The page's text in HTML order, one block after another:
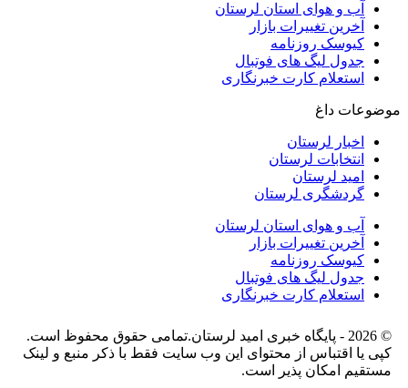
آب و هوای استان لرستان
آخرین تغییرات بازار
کیوسک روزنامه
جدول لیگ های فوتبال
استعلام کارت خبرنگاری
موضوعات داغ
اخبار لرستان
انتخابات لرستان
امید لرستان
گردشگری لرستان
آب و هوای استان لرستان
آخرین تغییرات بازار
کیوسک روزنامه
جدول لیگ های فوتبال
استعلام کارت خبرنگاری
© 2026 - پایگاه خبری اميد لرستان.تمامی حقوق محفوظ است.
کپی یا اقتباس از محتوای این وب سایت فقط با ذکر منبع و لینک
مستقیم امکان پذیر است.